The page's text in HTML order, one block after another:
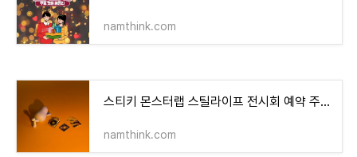
namthink.com
스티키 몬스터랩 스틸라이프 전시회 예약 주차 정보 그라운드 시소 성수동 즐길거리 놀거리
namthink.com